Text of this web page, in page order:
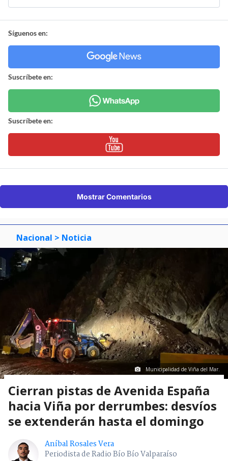
Síguenos en:
Suscríbete en:
Suscríbete en:
Mostrar Comentarios
Nacional > Noticia
Municipalidad de Viña del Mar.
Cierran pistas de Avenida España
hacia Viña por derrumbes: desvíos
se extenderán hasta el domingo
Aníbal Rosales Vera
Periodista de Radio Bío Bío Valparaíso